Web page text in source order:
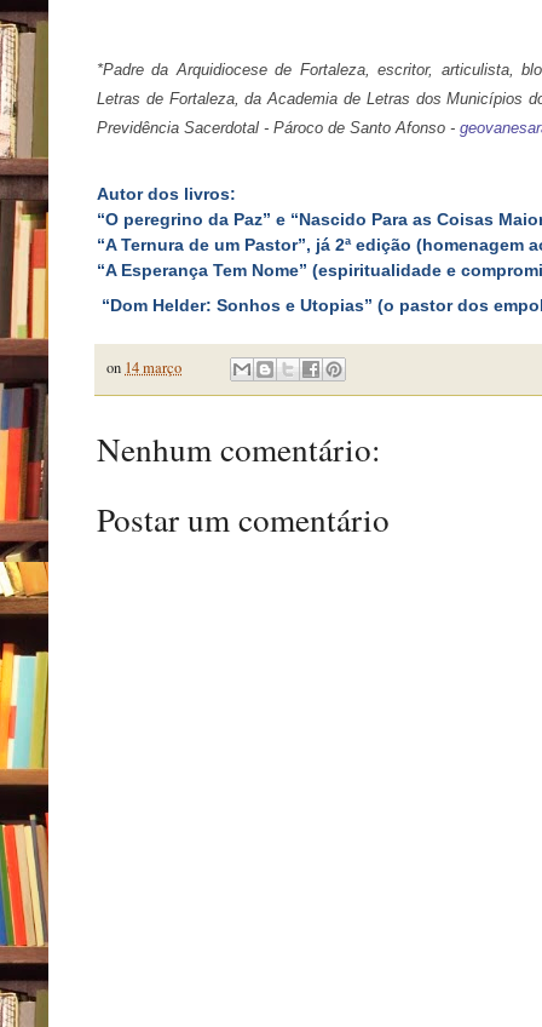
*Padre da Arquidiocese de Fortaleza, escritor, articulista,
Letras de Fortaleza, da Academia de Letras dos Municípios
Previdência Sacerdotal - Pároco de Santo Afonso -
Autor dos livros:
“O peregrino da Paz” e “Nascido Para as Coisas
“A Ternura de um Pastor”, já 2ª edição (homenagem
“A Esperança Tem Nome” (espiritualidade e
“Dom Helder: Sonhos e Utopias” (o pastor dos
on 14 março
Nenhum comentário:
Postar um comentário